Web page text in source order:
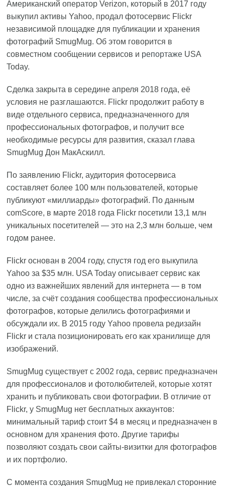
Американский оператор Verizon, который в 2017 году
выкупил активы Yahoo, продал фотосервис Flickr
независимой площадке для публикации и хранения
фотографий SmugMug. Об этом говорится в
совместном сообщении сервисов и репортаже USA
Today.
Сделка закрыта в середине апреля 2018 года, её
условия не разглашаются. Flickr продолжит работу в
виде отдельного cервиса, предназначенного для
профессиональных фотографов, и получит все
необходимые ресурсы для развития, сказал глава
SmugMug Дон МакАскилл.
По заявлению Flickr, аудитория фотосервиса
составляет более 100 млн пользователей, которые
публикуют «миллиарды» фотографий. По данным
comScore, в марте 2018 года Flickr посетили 13,1 млн
уникальных посетителей — это на 2,3 млн больше, чем
годом ранее.
Flickr основан в 2004 году, спустя год его выкупила
Yahoo за $35 млн. USA Today описывает сервис как
одно из важнейших явлений для интернета — в том
числе, за счёт создания сообщества профессиональных
фотографов, которые делились фотографиями и
обсуждали их. В 2015 году Yahoo провела редизайн
Flickr и стала позиционировать его как хранилище для
изображений.
SmugMug существует с 2002 года, сервис предназначен
для профессионалов и фотолюбителей, которые хотят
хранить и публиковать свои фотографии. В отличие от
Flickr, у SmugMug нет бесплатных аккаунтов:
минимальный тариф стоит $4 в месяц и предназначен в
основном для хранения фото. Другие тарифы
позволяют создать свои сайты-визитки для фотографов
и их портфолио.
С момента создания SmugMug не привлекал сторонние